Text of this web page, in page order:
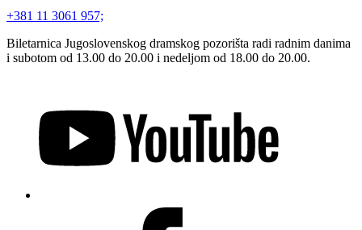
+381 11 3061 957;
Biletarnica Jugoslovenskog dramskog pozorišta radi radnim danima
i subotom od 13.00 do 20.00 i nedeljom od 18.00 do 20.00.